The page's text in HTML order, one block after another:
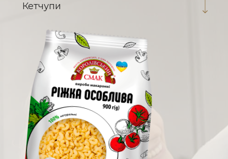
Кетчупи
Заправка для борщу
Паста томатна
Гірчиця
Кислота оцтова
Соєві соуси
Овочеві консерви
Вироби макаронні
Халва соняшникова